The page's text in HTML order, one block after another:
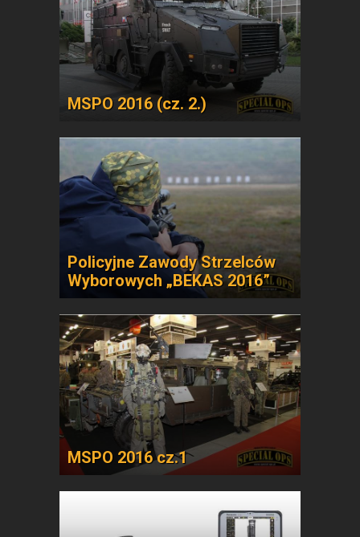
MSPO 2016 (cz. 2.)
Policyjne Zawody Strzelców
Wyborowych „BEKAS 2016”
MSPO 2016 cz.1